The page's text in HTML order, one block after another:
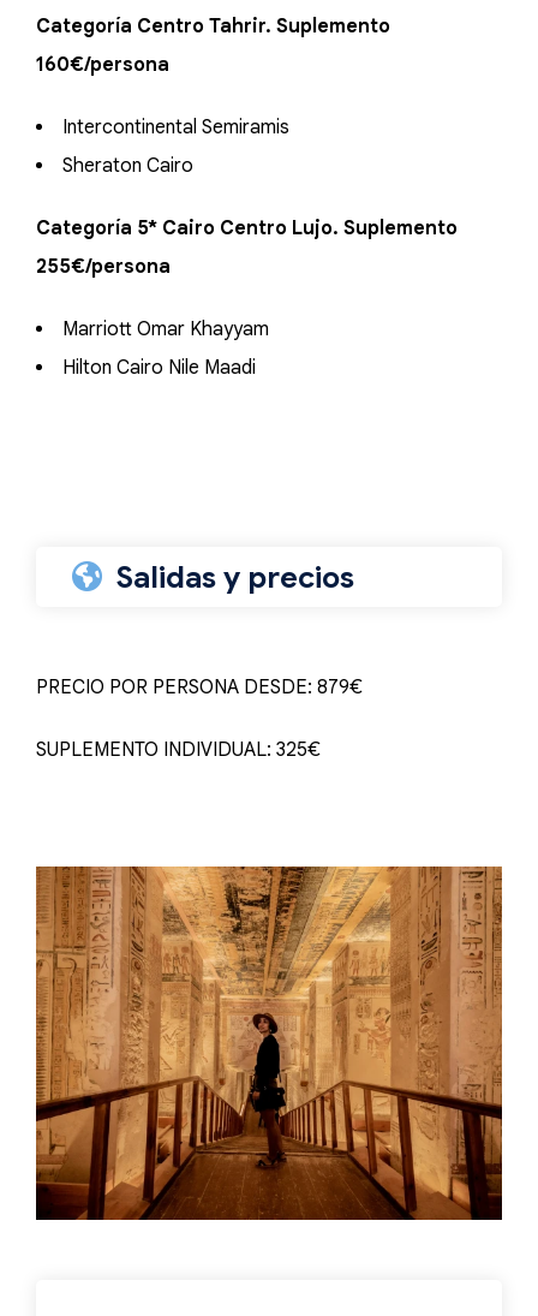
Categoría Centro Tahrir. Suplemento
160€/persona
Intercontinental Semiramis
Sheraton Cairo
Categoría 5* Cairo Centro Lujo. Suplemento
255€/persona
Marriott Omar Khayyam
Hilton Cairo Nile Maadi
Salidas y precios
PRECIO POR PERSONA DESDE: 879€
SUPLEMENTO INDIVIDUAL: 325€